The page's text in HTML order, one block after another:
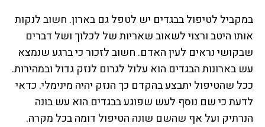
במקביל לטיפול בבגדים יש לטפל גם בארון. חשוב לנקות
אותו היטב ורצוי לשאוב שאריות של לכלוך ושל דברים
שבקושי נראים לעין האדם. חשוב לזכור כי ברגע שנמצא
עש בארונות הבגדים הוא עלול לגרום לנזק גדול ובמהירות.
ככל שהטיפול יתבצע בהקדם כך הנזק יהיה מינימלי. כדאי
לדעת כי שם נוסף לעש שפוגע בבגדים הוא עש בונה
הנרתיק ועל אף שהשם שונה הטיפול דומה בכל מקרה.